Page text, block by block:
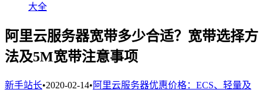
大全
阿里云服务器宽带多少合适？宽带选择方
法及5M宽带注意事项
新手站长•2020-02-14• 阿里云服务器优惠价格：ECS、轻量及